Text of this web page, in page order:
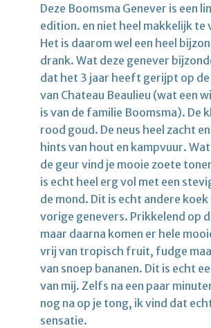
Deze Boomsma Genever is een
edition. en niet heel makkelijk te
Het is daarom wel een heel
drank. Wat deze genever
dat het 3 jaar heeft gerijpt op
van Chateau Beaulieu (wat een
is van de familie Boomsma). De
rood goud. De neus heel zacht
hints van hout en kampvuur.
de geur vind je mooie zoete
is echt heel erg vol met een
de mond. Dit is echt andere koek
vorige genevers. Prikkelend op
maar daarna komen er hele
vrij van tropisch fruit, fudge
van snoep bananen. Dit is echt
van mij. Zelfs na een paar
nog na op je tong, ik vind dat
sensatie.